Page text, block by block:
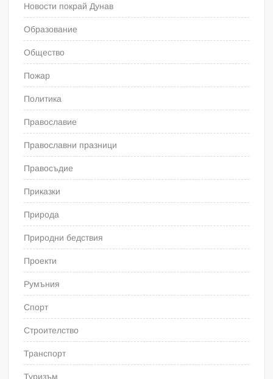
Новости покрай Дунав
Образование
Общество
Пожар
Политика
Православие
Православни празници
Правосъдие
Приказки
Природа
Природни бедствия
Проекти
Румъния
Спорт
Строителство
Транспорт
Туризъм